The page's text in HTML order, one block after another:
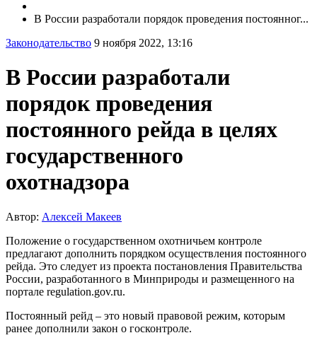
В России разработали порядок проведения постоянног...
Законодательство 9 ноября 2022, 13:16
В России разработали
порядок проведения
постоянного рейда в целях
государственного
охотнадзора
Автор: Алексей Макеев
Положение о государственном охотничьем контроле
предлагают дополнить порядком осуществления постоянного
рейда. Это следует из проекта постановления Правительства
России, разработанного в Минприроды и размещенного на
портале regulation.gov.ru.
Постоянный рейд – это новый правовой режим, которым
ранее дополнили закон о госконтроле.